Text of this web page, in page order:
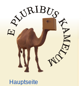
Hauptseite